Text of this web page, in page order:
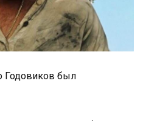
Годовиков был